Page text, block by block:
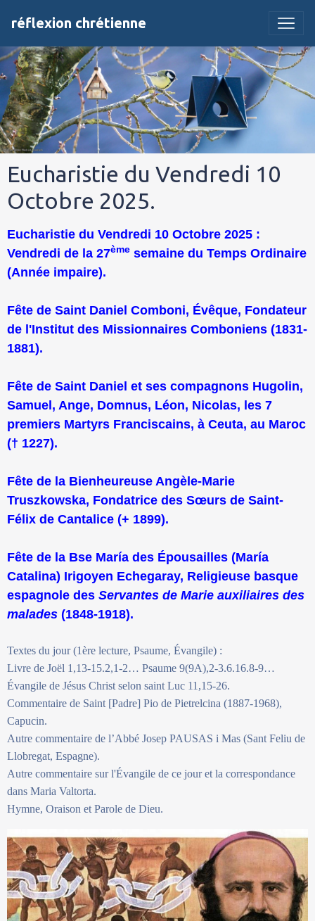
réflexion chrétienne
Eucharistie du Vendredi 10
Octobre 2025.
Eucharistie du Vendredi 10 Octobre 2025 :
Vendredi de la 27ème semaine du Temps Ordinaire
(Année impaire).
Fête de Saint Daniel Comboni, Évêque, Fondateur
de l'Institut des Missionnaires Comboniens (1831-
1881).
Fête de Saint Daniel et ses compagnons Hugolin,
Samuel, Ange, Domnus, Léon, Nicolas, les 7
premiers Martyrs Franciscains, à Ceuta, au Maroc
(† 1227).
Fête de la Bienheureuse Angèle-Marie
Truszkowska, Fondatrice des Sœurs de Saint-
Félix de Cantalice (+ 1899).
Fête de la Bse María des Épousailles (María
Catalina) Irigoyen Echegaray, Religieuse basque
espagnole des Servantes de Marie auxiliaires des
malades (1848-1918).
Textes du jour (1ère lecture, Psaume, Évangile) :
Livre de Joël 1,13-15.2,1-2… Psaume 9(9A),2-3.6.16.8-9…
Évangile de Jésus Christ selon saint Luc 11,15-26.
Commentaire de Saint [Padre] Pio de Pietrelcina (1887-1968),
Capucin.
Autre commentaire de l’Abbé Josep PAUSAS i Mas (Sant Feliu de
Llobregat, Espagne).
Autre commentaire sur l'Évangile de ce jour et la correspondance
dans Maria Valtorta.
Hymne, Oraison et Parole de Dieu.